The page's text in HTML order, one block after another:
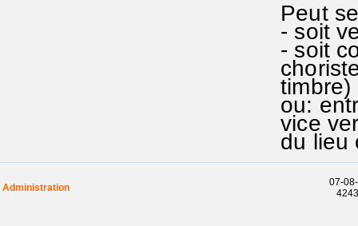
Peut
- soit
- soit
ou:
vice
du lieu
Administration
07-